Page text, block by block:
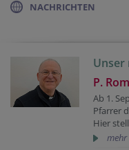
NACHRICHTEN
Unser
P.
Ab 1.
Pfarrer
Hier
mehr